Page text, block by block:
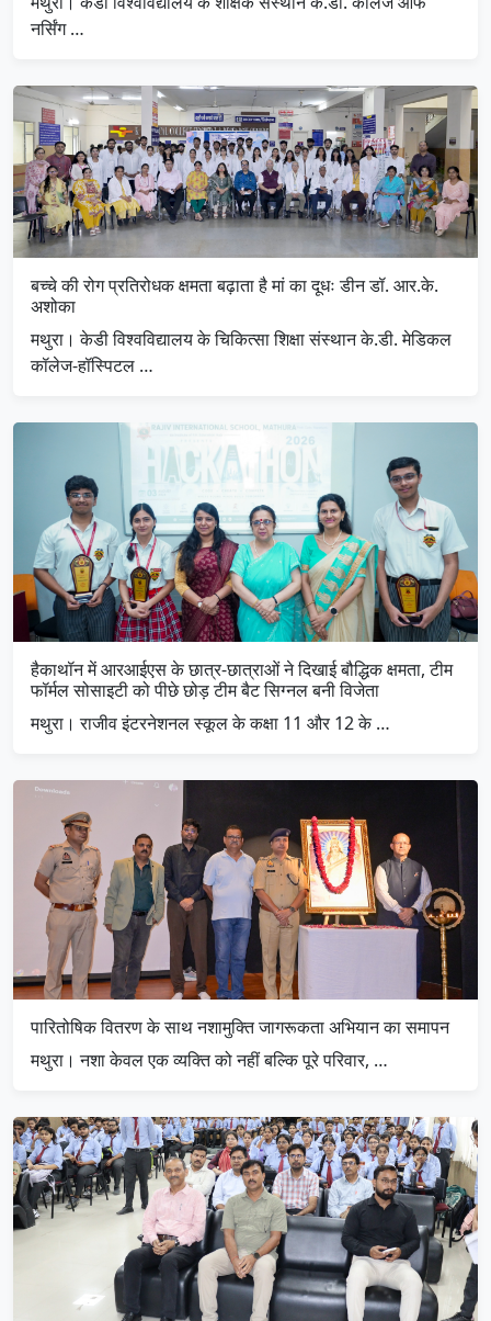
नर्सिंग …
बच्चे की रोग प्रतिरोधक क्षमता बढ़ाता है मां का दूधः डीन डॉ. आर.के.
अशोका
मथुरा। केडी विश्वविद्यालय के चिकित्सा शिक्षा संस्थान के.डी. मेडिकल
कॉलेज-हॉस्पिटल …
हैकाथॉन में आरआईएस के छात्र-छात्राओं ने दिखाई बौद्धिक क्षमता, टीम
फॉर्मल सोसाइटी को पीछे छोड़ टीम बैट सिग्नल बनी विजेता
मथुरा। राजीव इंटरनेशनल स्कूल के कक्षा 11 और 12 के …
पारितोषिक वितरण के साथ नशामुक्ति जागरूकता अभियान का समापन
मथुरा। नशा केवल एक व्यक्ति को नहीं बल्कि पूरे परिवार, …